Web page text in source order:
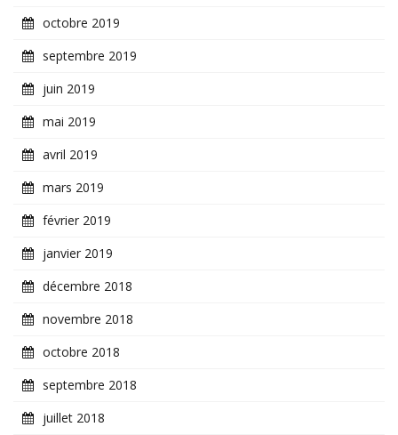
octobre 2019
septembre 2019
juin 2019
mai 2019
avril 2019
mars 2019
février 2019
janvier 2019
décembre 2018
novembre 2018
octobre 2018
septembre 2018
juillet 2018